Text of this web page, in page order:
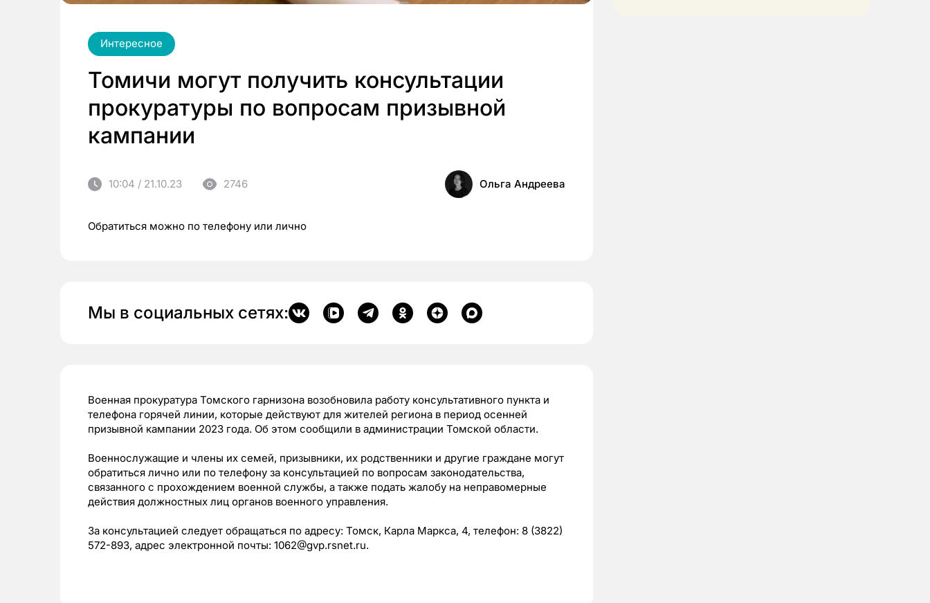
Интересное
Томичи могут получить консультации
прокуратуры по вопросам призывной
кампании
10:04 / 21.10.23 2746 Ольга Андреева
Обратиться можно по телефону или лично
Мы в социальных сетях:
Военная прокуратура Томского гарнизона возобновила работу консультативного пункта и
телефона горячей линии, которые действуют для жителей региона в период осенней
призывной кампании 2023 года. Об этом сообщили в администрации Томской области.
Военнослужащие и члены их семей, призывники, их родственники и другие граждане могут
обратиться лично или по телефону за консультацией по вопросам законодательства,
связанного с прохождением военной службы, а также подать жалобу на неправомерные
действия должностных лиц органов военного управления.
За консультацией следует обращаться по адресу: Томск, Карла Маркса, 4, телефон: 8 (3822)
572-893, адрес электронной почты: 1062@gvp.rsnet.ru.